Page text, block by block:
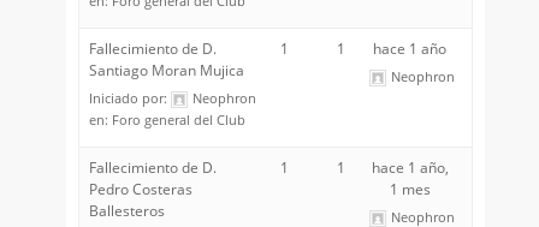
Fallecimiento de D.
Santiago Moran Mujica
Iniciado por:
Neophron
en: Foro general del Club
1 1 hace 1 año
Neophron
Fallecimiento de D.
Pedro Costeras
Ballesteros
1 1
hace 1 año,
1 mes
Neophron